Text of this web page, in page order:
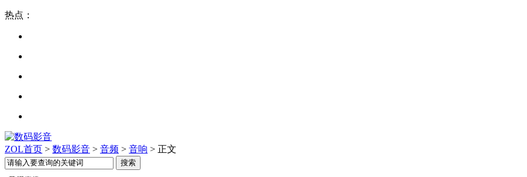
热点：
ZOL首页 > 数码影音 > 音频 > 音响 > 正文